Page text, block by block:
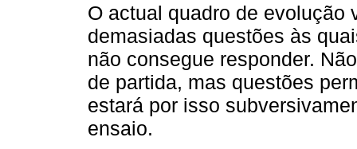
O actual quadro de evolução
demasiadas questões às
não consegue responder.
de partida, mas questões
estará por isso
ensaio.